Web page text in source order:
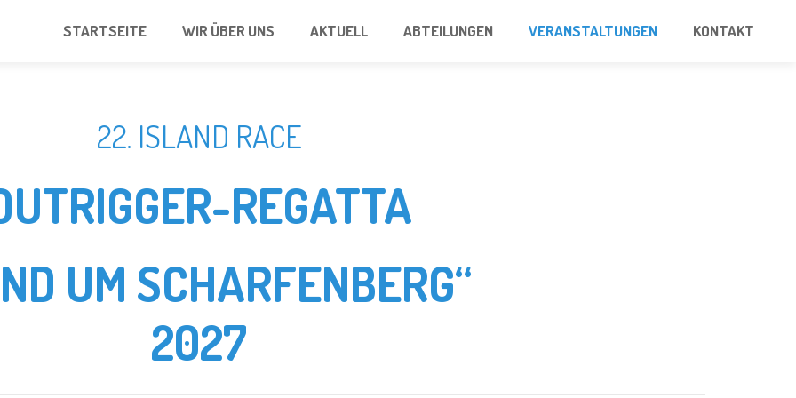
STARTSEITE WIR ÜBER UNS AKTUELL ABTEILUNGEN VERANSTALTUNGEN KONTAKT
22. ISLAND RACE
REGATTA
UM SCHARFENBERG“
2027